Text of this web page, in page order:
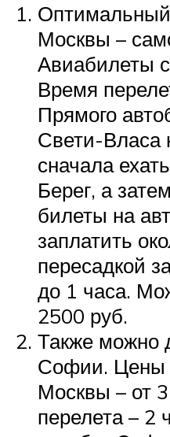
Москвы –
Авиабилеты
Время
Прямого
Свети-Власа
сначала
Берег, а
билеты на
заплатить
пересадкой
до 1 часа.
2500 руб.
Также можно
Софии. Цены
Москвы – от
перелета – 2